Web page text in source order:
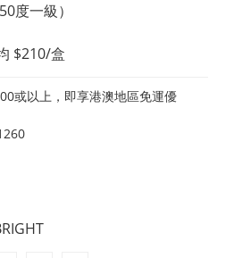
度一級）
$210/盒
或以上，即享港澳地區免運優